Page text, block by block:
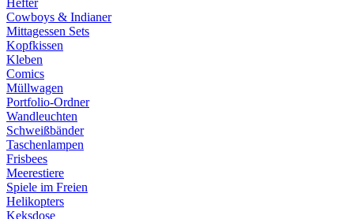
Hefter
Cowboys & Indianer
Mittagessen Sets
Kopfkissen
Kleben
Comics
Müllwagen
Portfolio-Ordner
Wandleuchten
Schweißbänder
Taschenlampen
Frisbees
Meerestiere
Spiele im Freien
Helikopters
Keksdose